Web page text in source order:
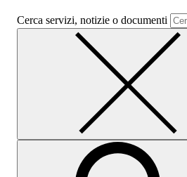
Cerca servizi, notizie o documenti